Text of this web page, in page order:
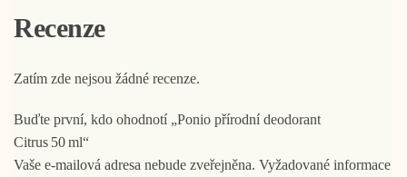
Recenze
Zatím zde nejsou žádné recenze.
Buďte první, kdo ohodnotí „Ponio přírodní deodorant
Citrus 50 ml“
Vaše e-mailová adresa nebude zveřejněna. Vyžadované informace